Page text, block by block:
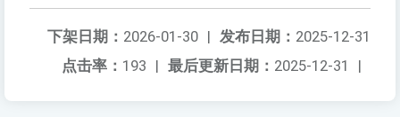
发布日期： 2025-12-31
下架日期： 2026-01-30 |
最后更新日期： 2025-12-31 |
点击率： 193 |